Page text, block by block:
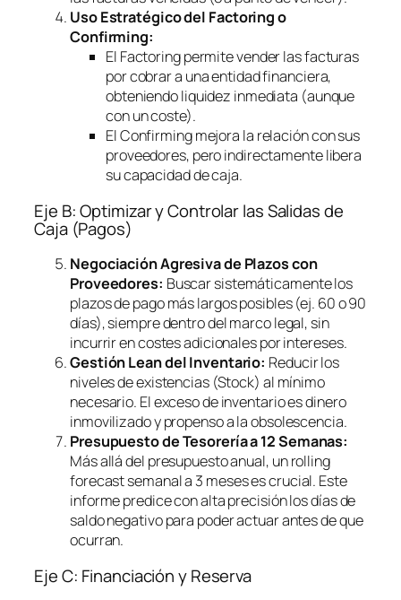
Uso Estratégico del Factoringo
Confirming:
El Factoringpermite vender las facturas
por cobrar a una entidad financiera,
obteniendo liquidez inmediata (aunque
con un coste).
ElConfirmingmejora la relación con sus
proveedores, pero indirectamente libera
su capacidad de caja.
Eje B: Optimizar y Controlar las Salidas de
Caja (Pagos)
Negociación Agresiva de Plazos con
Proveedores: Buscar sistemáticamente los
plazos de pago más largos posibles (ej. 60 o 90
días), siempre dentro del marco legal, sin
incurrir en costes adicionales por intereses.
Gestión Lean del Inventario: Reducir los
niveles de existencias (Stock) al mínimo
necesario. El exceso de inventario es dinero
inmovilizado y propenso a la obsolescencia.
Presupuesto de Tesorería a 12 Semanas:
Más allá del presupuesto anual, unrolling
forecastsemanal a 3 meses es crucial. Este
informe predice con alta precisión los días de
saldo negativo para poder actuar antes de que
ocurran.
Eje C: Financiación y Reserva